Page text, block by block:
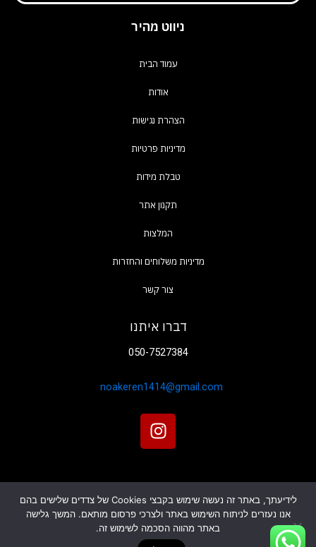
ניווט מהיר
עמוד הבית
אודות
הצהרת נגישות
מדיניות פרטיות
טבלת מידות
המלצות
צור קשר
דברו איתנו
050-7527384
noakeren1414@gmail.com
I
n
g
r
SBH media
לידיעתך, באתר זה נעשה שימוש בקבצי Cookies של צדדים שלישים בהם
אנו נעזרים לניתוח השימוש באתר ולצרכי פרסום מותאם. המשך גלישה
באתר מהווה הסכמה לשימוש זה.